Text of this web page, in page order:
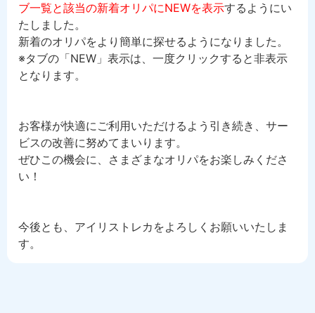
ブ一覧と該当の新着オリパにNEWを表示するようにい
たしました。
新着のオリパをより簡単に探せるようになりました。
※タブの「NEW」表示は、一度クリックすると非表示
となります。
お客様が快適にご利用いただけるよう引き続き、サー
ビスの改善に努めてまいります。
ぜひこの機会に、さまざまなオリパをお楽しみくださ
い！
今後とも、アイリストレカをよろしくお願いいたしま
す。